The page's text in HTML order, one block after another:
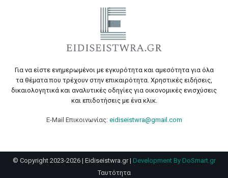
Για να είστε ενημερωμένοι με εγκυρότητα και αμεσότητα για όλα
τα θέματα που τρέχουν στην επικαιρότητα. Χρηστικές ειδήσεις,
δικαιολογητικά και αναλυτικές οδηγίες για οικονομικές ενισχύσεις
και επιδοτήσεις με ένα κλικ.
E-Mail Επικοινωνίας: eidiseistwra@gmail.com
© Copyright 2023-2026 | Eidiseistwra.gr | Development By DoSmart.gr
Ταυτότητα